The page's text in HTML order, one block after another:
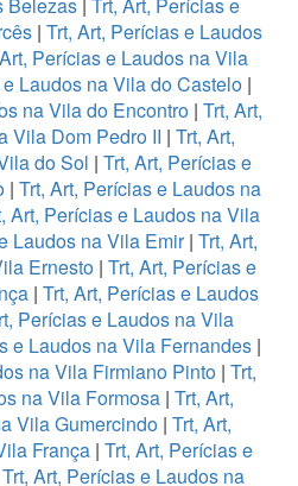
Belezas| Trt, Art, Perícias e
| Trt, Art, Perícias e Laudos
Perícias e Laudos na Vila
Laudos na Vila do Castelo |
na Vila do Encontro | Trt, Art,
Vila Dom Pedro II | Trt, Art,
do Sol | Trt, Art, Perícias e
| Trt, Art, Perícias e Laudos na
Art, Perícias e Laudos na Vila
Laudos na Vila Emir| Trt, Art,
Ernesto | Trt, Art, Perícias e
| Trt, Art, Perícias e Laudos
Perícias e Laudos na Vila
e Laudos na Vila Fernandes |
na Vila Firmiano Pinto | Trt,
na Vila Formosa| Trt, Art,
Vila Gumercindo| Trt, Art,
França | Trt, Art, Perícias e
Trt, Art, Perícias e Laudos na